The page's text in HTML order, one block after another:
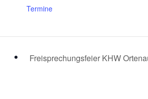
Termine
Freisprechungsfeier KHW